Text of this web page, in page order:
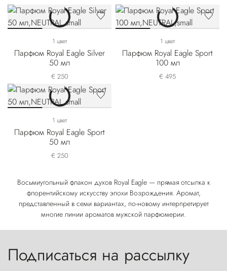
1 цвет
Парфюм Royal Eagle Silver
50 мл
€ 250
1 цвет
Парфюм Royal Eagle Sport
100 мл
€ 495
1 цвет
Парфюм Royal Eagle Sport
50 мл
€ 250
Восьмиугольный флакон духов Royal Eagle — прямая отсылка к
флорентийскому искусству эпохи Возрождения. Аромат,
представленный в семи вариантах, по-новому интерпретирует
многие линии ароматов мужской парфюмерии.
Подписаться на рассылку